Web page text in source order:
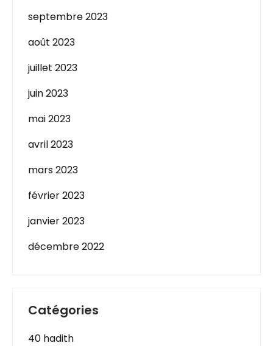
septembre 2023
août 2023
juillet 2023
juin 2023
mai 2023
avril 2023
mars 2023
février 2023
janvier 2023
décembre 2022
Catégories
40 hadith